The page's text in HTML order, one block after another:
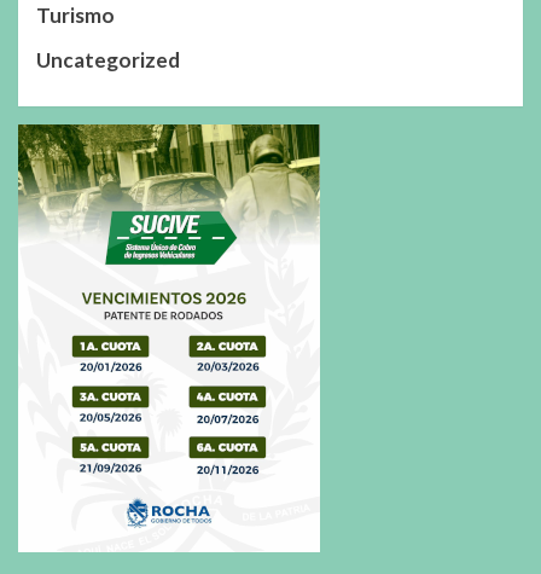
Turismo
Uncategorized